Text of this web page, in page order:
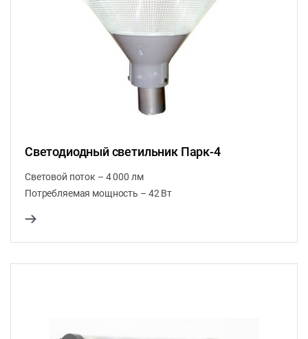
Светодиодный светильник Парк-4
Световой поток – 4 000 лм
Потребляемая мощность – 42 Вт